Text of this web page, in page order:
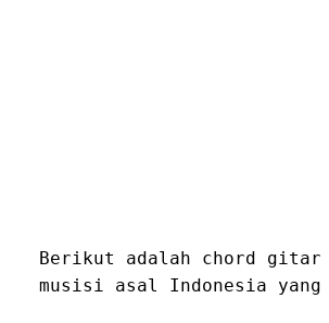
Berikut adalah chord gitar
musisi asal Indonesia yang